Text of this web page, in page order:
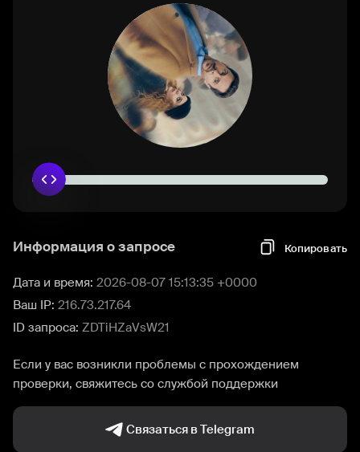
Информация о запросе Копировать
Дата и время: 2026-08-07 15:13:35 +0000
Ваш IP: 216.73.217.64
ID запроса: ZDTiHZaVsW21
Если у вас возникли проблемы с прохождением
проверки, свяжитесь со службой поддержки
Связаться в Telegram